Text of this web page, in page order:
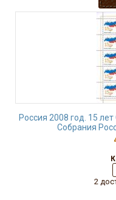
Россия 2008 год. 15
Собрания
2